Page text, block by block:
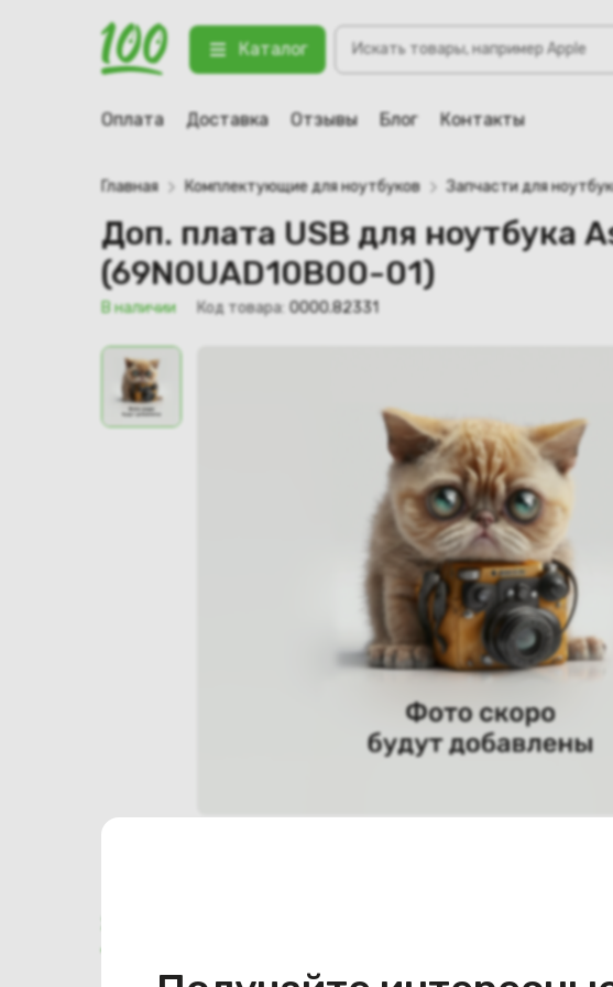
Каталог
товаров
Оплата Доставка Отзывы Блог Контакты
Доп. плата USB для ноутбука Asus A556, F556,
123 В наличии
Главная Комплектующие для ноутбуков Запчасти для
Доп. плата USB для ноутбука
(69N0UAD10B00-01)
В наличии Код товара: 0000.82331